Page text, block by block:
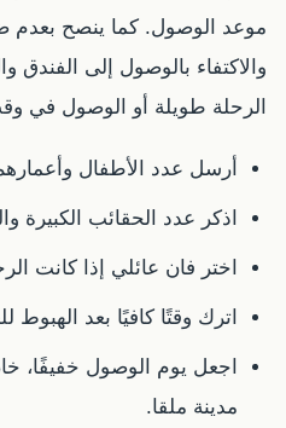
موعد الوصول. كما ينصح بعدم
والاكتفاء بالوصول إلى الفندق
الرحلة طويلة أو الوصول في
أرسل عدد الأطفال
اذكر عدد الحقائب الكبيرة
اختر فان عائلي إذا كانت الرحلة
اترك وقتًا كافيًا بعد الهبوط
اجعل يوم الوصول خفيفًا،
مدينة ملقا.